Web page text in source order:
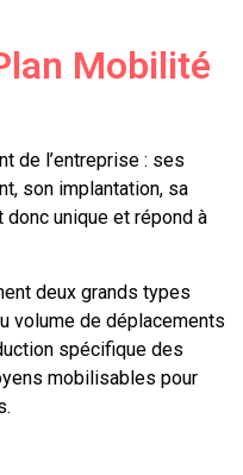
Mobilité
de l’entreprise : ses
son implantation, sa
unique et répond à
deux grands types
volume de déplacements
spécifique des
mobilisables pour